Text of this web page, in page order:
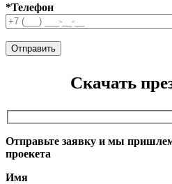
*Телефон
Скачать
Отправьте заявку и мы
проекета
Имя